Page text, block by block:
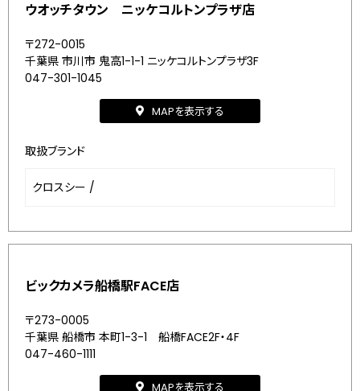
ウオッチタウン ニッケコルトンプラザ店
〒272-0015
千葉県 市川市 鬼高1-1-1 ニッケコルトンプラザ3F
047-301-1045
MAPを表示する
取扱ブランド
クロスシー /
ビックカメラ船橋駅FACE店
〒273-0005
千葉県 船橋市 本町1-3-1 船橋FACE2F・4F
047-460-1111
MAPを表示する